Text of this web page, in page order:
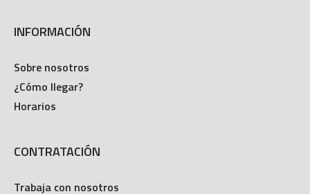
Sobre nosotros
¿Cómo llegar?